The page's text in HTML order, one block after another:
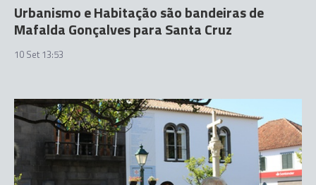
Urbanismo e Habitação são bandeiras de
Mafalda Gonçalves para Santa Cruz
10 Set 13:53